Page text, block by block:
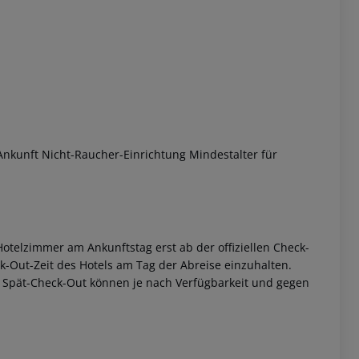
Nicht-Raucher-Einrichtung Mindestalter für
am Ankunftstag erst ab der offiziellen Check-
Out-Zeit des Hotels am Tag der Abreise einzuhalten.
Check-Out können je nach Verfügbarkeit und gegen
akzeptieren